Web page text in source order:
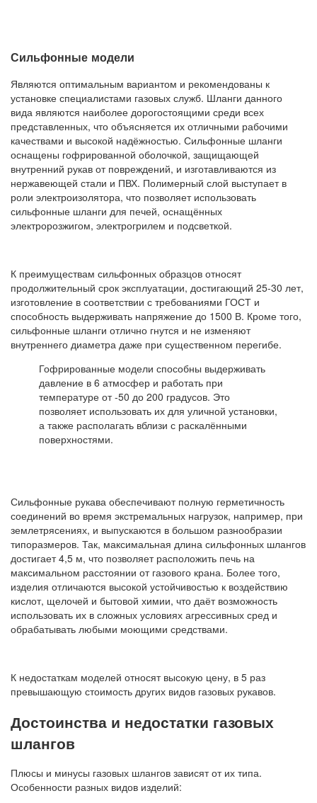
Сильфонные модели
Являются оптимальным вариантом и рекомендованы к
установке специалистами газовых служб. Шланги данного
вида являются наиболее дорогостоящими среди всех
представленных, что объясняется их отличными рабочими
качествами и высокой надёжностью. Сильфонные шланги
оснащены гофрированной оболочкой, защищающей
внутренний рукав от повреждений, и изготавливаются из
нержавеющей стали и ПВХ. Полимерный слой выступает в
роли электроизолятора, что позволяет использовать
сильфонные шланги для печей, оснащённых
электророзжигом, электрогрилем и подсветкой.
К преимуществам сильфонных образцов относят
продолжительный срок эксплуатации, достигающий 25-30 лет,
изготовление в соответствии с требованиями ГОСТ и
способность выдерживать напряжение до 1500 В. Кроме того,
сильфонные шланги отлично гнутся и не изменяют
внутреннего диаметра даже при существенном перегибе.
Гофрированные модели способны выдерживать
давление в 6 атмосфер и работать при
температуре от -50 до 200 градусов. Это
позволяет использовать их для уличной установки,
а также располагать вблизи с раскалёнными
поверхностями.
Сильфонные рукава обеспечивают полную герметичность
соединений во время экстремальных нагрузок, например, при
землетрясениях, и выпускаются в большом разнообразии
типоразмеров. Так, максимальная длина сильфонных шлангов
достигает 4,5 м, что позволяет расположить печь на
максимальном расстоянии от газового крана. Более того,
изделия отличаются высокой устойчивостью к воздействию
кислот, щелочей и бытовой химии, что даёт возможность
использовать их в сложных условиях агрессивных сред и
обрабатывать любыми моющими средствами.
К недостаткам моделей относят высокую цену, в 5 раз
превышающую стоимость других видов газовых рукавов.
Достоинства и недостатки газовых
шлангов
Плюсы и минусы газовых шлангов зависят от их типа.
Особенности разных видов изделий: